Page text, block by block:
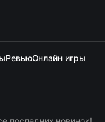
РевьюОнлайн игры